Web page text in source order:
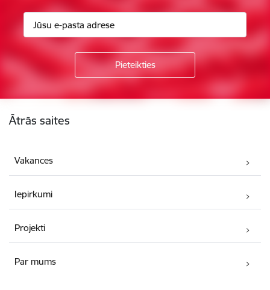
Ātrās saites
Vakances
Iepirkumi
Projekti
Par mums